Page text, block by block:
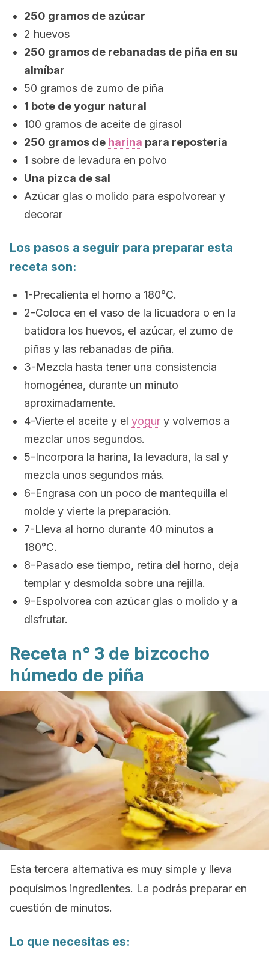
250 gramos de azúcar
2 huevos
250 gramos de rebanadas de piña en su
almíbar
50 gramos de zumo de piña
1 bote de yogur natural
100 gramos de aceite de girasol
250 gramos de harina para repostería
1 sobre de levadura en polvo
Una pizca de sal
Azúcar glas o molido para espolvorear y
decorar
Los pasos a seguir para preparar esta
receta son:
1-Precalienta el horno a 180°C.
2-Coloca en el vaso de la licuadora o en la
batidora los huevos, el azúcar, el zumo de
piñas y las rebanadas de piña.
3-Mezcla hasta tener una consistencia
homogénea, durante un minuto
aproximadamente.
4-Vierte el aceite y el yogur y volvemos a
mezclar unos segundos.
5-Incorpora la harina, la levadura, la sal y
mezcla unos segundos más.
6-Engrasa con un poco de mantequilla el
molde y vierte la preparación.
7-Lleva al horno durante 40 minutos a
180°C.
8-Pasado ese tiempo, retira del horno, deja
templar y desmolda sobre una rejilla.
9-Espolvorea con azúcar glas o molido y a
disfrutar.
Receta n° 3 de bizcocho
húmedo de piña
Esta tercera alternativa es muy simple y lleva
poquísimos ingredientes. La podrás preparar en
cuestión de minutos.
Lo que necesitas es: